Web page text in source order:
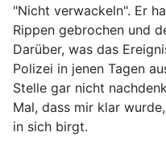
"Nicht verwackeln". Er
Rippen gebrochen und
Darüber, was das
Polizei in jenen Tagen
Stelle gar nicht
Mal, dass mir klar
in sich birgt.